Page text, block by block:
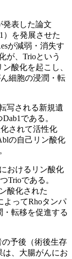
表した論文
）を発展させた
が減弱・消失す
が、Trioという
酸化を起こし、
細胞の浸潤・転
写される新規遺
である。
されて活性化
の自己リン酸化
おけるリン酸化
Trioである。
酸化された
よってRhoタンパ
転移を促進する
予後（術後生存
、大腸がんにお